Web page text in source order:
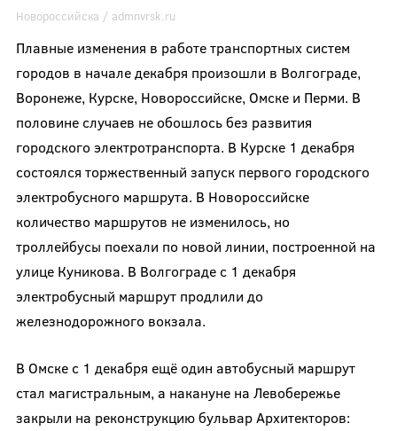
Новороссийска / admnvrsk.ru
Плавные изменения в работе транспортных систем
городов в начале декабря произошли в Волгограде,
Воронеже, Курске, Новороссийске, Омске и Перми. В
половине случаев не обошлось без развития
городского электротранспорта. В Курске 1 декабря
состоялся торжественный запуск первого городского
электробусного маршрута. В Новороссийске
количество маршрутов не изменилось, но
троллейбусы поехали по новой линии, построенной на
улице Куникова. В Волгограде с 1 декабря
электробусный маршрут продлили до
железнодорожного вокзала.
В Омске с 1 декабря ещё один автобусный маршрут
стал магистральным, а накануне на Левобережье
закрыли на реконструкцию бульвар Архитекторов: